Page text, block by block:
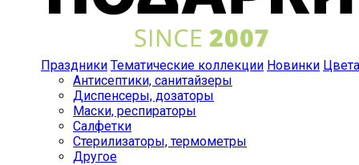
Праздники Тематические коллекции Новинки Цвета
Антисептики, санитайзеры
Диспенсеры, дозаторы
Маски, респираторы
Салфетки
Стерилизаторы, термометры
Другое